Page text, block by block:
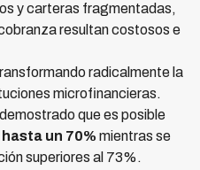
y carteras fragmentadas,
resultan costosos e
radicalmente la
microfinancieras.
que es posible
un 70% mientras se
superiores al 73%.